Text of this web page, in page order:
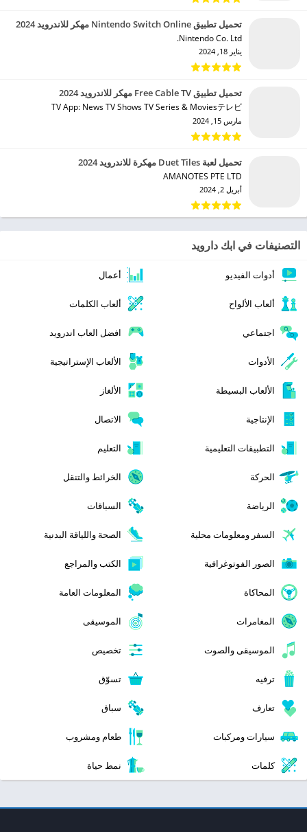
تحميل تطبيق Nintendo Switch Online مهكر للاندرويد 2024
Nintendo Co. Ltd.‏
يناير 18, 2024
تحميل تطبيق Free Cable TV مهكر للاندرويد 2024
TV App: News TV Shows TV Series & Moviesテレビ‏
مارس 15, 2024
تحميل لعبة Duet Tiles مهكرة للاندرويد 2024
AMANOTES PTE LTD‏
أبريل 2, 2024
التصنيفات في ابك دارويد
أدوات الفيديو أعمال
ألعاب الألواح ألعاب الكلمات
اجتماعي افضل العاب اندرويد
الأدوات الألعاب الإستراتيجية
الألعاب البسيطة الألغاز
الإنتاجية الاتصال
التطبيقات التعليمية التعليم
الحركة الخرائط والتنقل
الرياضة السباقات
السفر ومعلومات محلية الصحة واللياقة البدنية
الصور الفوتوغرافية الكتب والمراجع
المحاكاة المعلومات العامة
المغامرات الموسيقى
الموسيقى والصوت تخصيص
ترفيه تسوّق
تعارف سباق
سيارات ومركبات طعام ومشروب
كلمات نمط حياة